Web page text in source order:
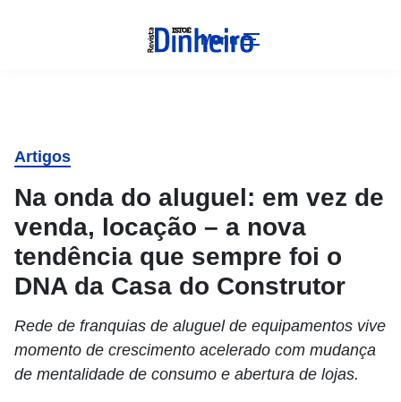
Menu
Artigos
Na onda do aluguel: em vez de
venda, locação – a nova
tendência que sempre foi o
DNA da Casa do Construtor
Rede de franquias de aluguel de equipamentos vive
momento de crescimento acelerado com mudança
de mentalidade de consumo e abertura de lojas.